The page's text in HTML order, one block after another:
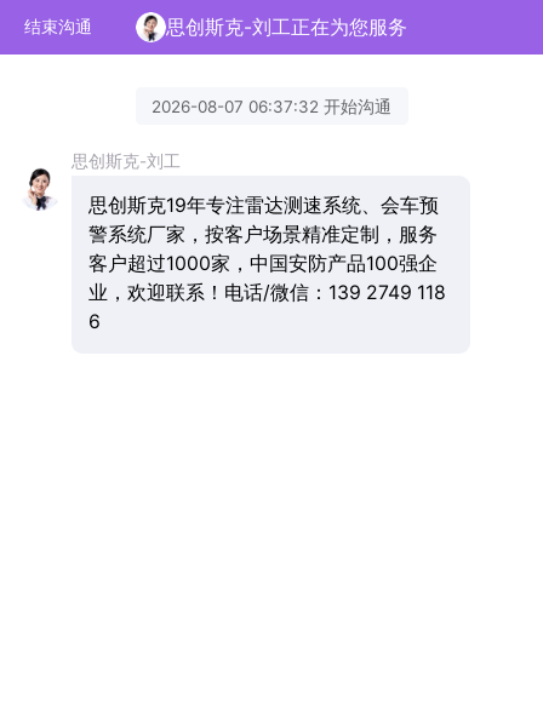
结束沟通 思创斯克-刘工正在为您服务
2026-08-07 06:37:32 开始沟通
思创斯克-刘工
思创斯克19年专注雷达测速系统、会车预
警系统厂家，按客户场景精准定制，服务
客户超过1000家，中国安防产品100强企
业，欢迎联系！电话/微信：139 2749 118
6